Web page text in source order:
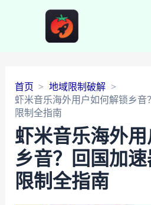
首页
地域限制破解
虾米音乐海外用户如何解锁乡音
限制全指南
虾米音乐海外
乡音？回国加
限制全指南